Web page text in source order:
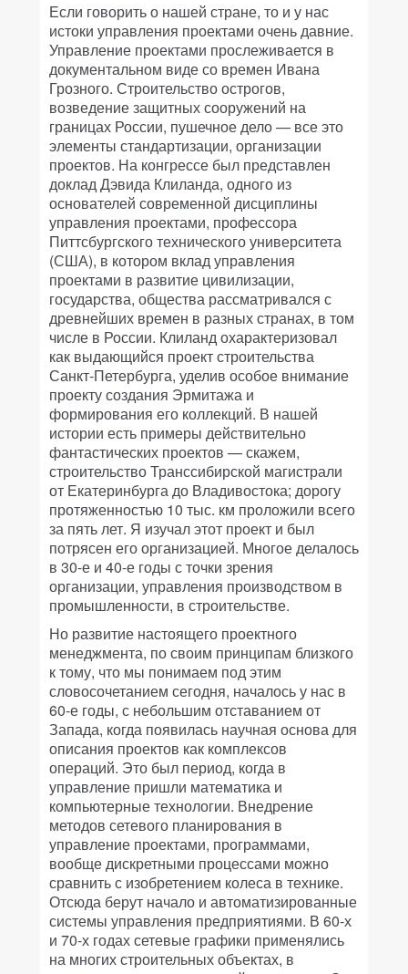
Если говорить о нашей стране, то и у нас
истоки управления проектами очень давние.
Управление проектами прослеживается в
документальном виде со времен Ивана
Грозного. Строительство острогов,
возведение защитных сооружений на
границах России, пушечное дело — все это
элементы стандартизации, организации
проектов. На конгрессе был представлен
доклад Дэвида Клиланда, одного из
основателей современной дисциплины
управления проектами, профессора
Питтсбургского технического университета
(США), в котором вклад управления
проектами в развитие цивилизации,
государства, общества рассматривался с
древнейших времен в разных странах, в том
числе в России. Клиланд охарактеризовал
как выдающийся проект строительства
Санкт-Петербурга, уделив особое внимание
проекту создания Эрмитажа и
формирования его коллекций. В нашей
истории есть примеры действительно
фантастических проектов — скажем,
строительство Транссибирской магистрали
от Екатеринбурга до Владивостока; дорогу
протяженностью 10 тыс. км проложили всего
за пять лет. Я изучал этот проект и был
потрясен его организацией. Многое делалось
в 30-е и 40-е годы с точки зрения
организации, управления производством в
промышленности, в строительстве.
Но развитие настоящего проектного
менеджмента, по своим принципам близкого
к тому, что мы понимаем под этим
словосочетанием сегодня, началось у нас в
60-е годы, с небольшим отставанием от
Запада, когда появилась научная основа для
описания проектов как комплексов
операций. Это был период, когда в
управление пришли математика и
компьютерные технологии. Внедрение
методов сетевого планирования в
управление проектами, программами,
вообще дискретными процессами можно
сравнить с изобретением колеса в технике.
Отсюда берут начало и автоматизированные
системы управления предприятиями. В 60-х
и 70-х годах сетевые графики применялись
на многих строительных объектах, в